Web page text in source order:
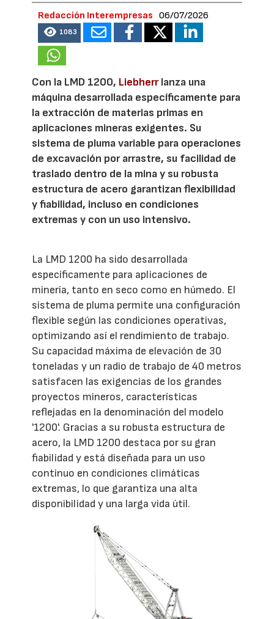
Redacción Interempresas 06/07/2026
1083
Con la LMD 1200, Liebherrlanza una
máquina desarrollada específicamente para
la extracción de materias primas en
aplicaciones mineras exigentes. Su
sistema de pluma variable para operaciones
de excavación por arrastre, su facilidad de
traslado dentro de la mina y su robusta
estructura de acero garantizan flexibilidad
y fiabilidad, incluso en condiciones
extremas y con un uso intensivo.
La LMD 1200 ha sido desarrollada
específicamente para aplicaciones de
minería, tanto en seco como en húmedo. El
sistema de pluma permite una configuración
flexible según las condiciones operativas,
optimizando así el rendimiento de trabajo.
Su capacidad máxima de elevación de 30
toneladas y un radio de trabajo de 40 metros
satisfacen las exigencias de los grandes
proyectos mineros, características
reflejadas en la denominación del modelo
'1200'. Gracias a su robusta estructura de
acero, la LMD 1200 destaca por su gran
fiabilidad y está diseñada para un uso
continuo en condiciones climáticas
extremas, lo que garantiza una alta
disponibilidad y una larga vida útil.